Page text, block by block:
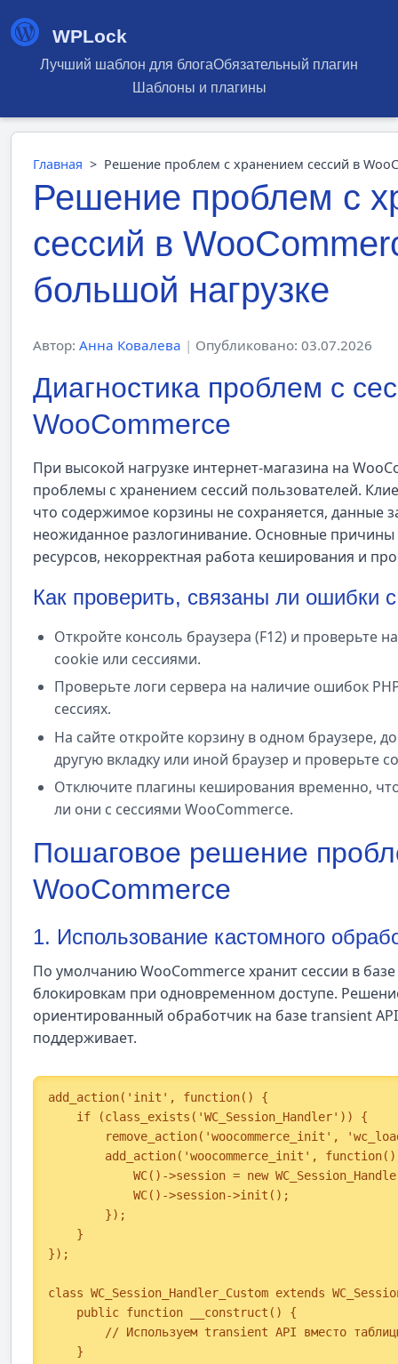
WPLock
Лучший шаблон для блогаОбязательный плагин
Шаблоны и плагины
Главная > Решение проблем с хранением сессий в
Решение проблем с
сессий в
большой нагрузке
Автор: Анна Ковалева | Опубликовано: 03.07.2026
Диагностика проблем с
WooCommerce
При высокой нагрузке интернет-магазина на
проблемы с хранением сессий пользователей.
что содержимое корзины не сохраняется, данные
неожиданное разлогинивание. Основные
ресурсов, некорректная работа кеширования и
Как проверить, связаны ли ошибки
Откройте консоль браузера (F12) и проверьте
cookie или сессиями.
Проверьте логи сервера на наличие ошибок
сессиях.
На сайте откройте корзину в одном браузере,
другую вкладку или иной браузер и проверьте
Отключите плагины кеширования временно,
ли они с сессиями WooCommerce.
Пошаговое решение
WooCommerce
1. Использование кастомного
По умолчанию WooCommerce хранит сессии в
блокировкам при одновременном доступе.
ориентированный обработчик на базе transient
поддерживает.
add_action('init', function() {
});
class WC_Session_Handler_Custom extends